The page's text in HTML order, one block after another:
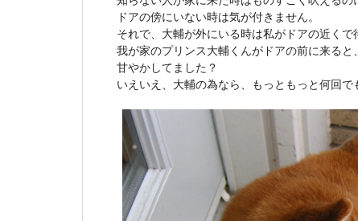
ドアの傍にいない時は気が付きません。
それで、大輔が外にいる時は私がドアの近くで
我が家のプリンス大輔くんがドアの前に来ると
甘やかしてました？
いえいえ、大輔の為なら、もっともっと何回で